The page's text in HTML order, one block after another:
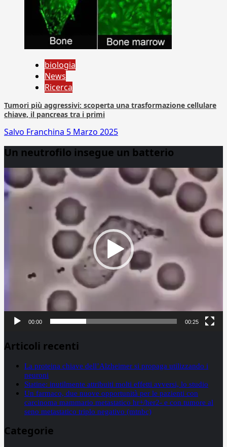
biologia
News
Ricerca
Tumori più aggressivi: scoperta una trasformazione cellulare
chiave, il pancreas tra i primi
Salvo Franchina 5 Marzo 2025
Un neutrofilo insegue un batterio
Player
00:00 00:25
Articoli recenti
La proteina chiave dell’Alzheimer si propaga utilizzando i
neuroni
Statine: inutilmente attribuiti molti effetti avversi, lo studio
Un farmaco, due nuove opportunità per le pazienti con
carcinoma mammario metastatico hr+/her2- e con tumore al
seno metastatico triplo negativo (mtnbc)
Categorie